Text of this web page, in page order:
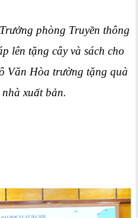
phòng Truyền thông
lên tặng cây và sách cho
Văn Hòa trường tặng quà
xuất bản.